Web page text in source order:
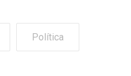
Política